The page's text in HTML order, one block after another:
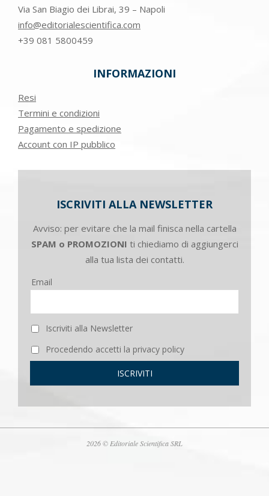
Via San Biagio dei Librai, 39 – Napoli
info@editorialescientifica.com
+39 081 5800459
INFORMAZIONI
Resi
Termini e condizioni
Pagamento e spedizione
Account con IP pubblico
ISCRIVITI ALLA NEWSLETTER
Avviso: per evitare che la mail finisca nella cartella
SPAM o PROMOZIONI ti chiediamo di aggiungerci
alla tua lista dei contatti.
Email
Iscriviti alla Newsletter
Procedendo accetti la privacy policy
2026 © Editoriale Scientifica SRL